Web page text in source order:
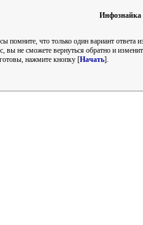
Инфознайка
помните, что только один вариант ответа
вы не сможете вернуться обратно и
нажмите кнопку [Начать].